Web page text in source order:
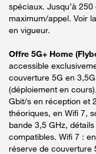
spéciaux. Jusqu’à
maximum/appel. Voir
en vigueur.
Offre 5G+ Home
accessible
couverture 5G en
(déploiement en
Gbit/s en réception et
théoriques, en Wifi 7,
bande 3,5 GHz,
compatibles. Wifi 7 :
réserve de couverture